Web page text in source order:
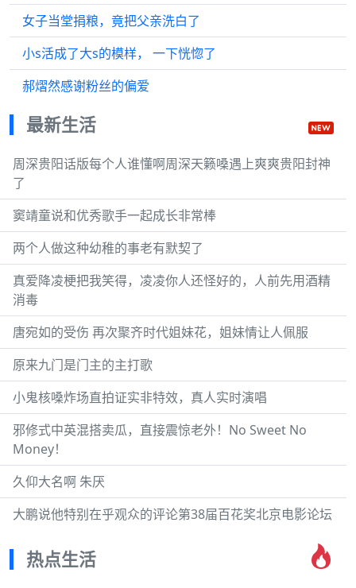
女子当堂捐粮，竟把父亲洗白了
小s活成了大s的模样， 一下恍惚了
郝熠然感谢粉丝的偏爱
最新生活
周深贵阳话版每个人谁懂啊周深天籁嗓遇上爽爽贵阳封神
了
窦靖童说和优秀歌手一起成长非常棒
两个人做这种幼稚的事老有默契了
真爱降凌梗把我笑得，凌凌你人还怪好的，人前先用酒精
消毒
唐宛如的受伤 再次聚齐时代姐妹花，姐妹情让人佩服
原来九门是门主的主打歌
小鬼核嗓炸场直拍证实非特效，真人实时演唱
邪修式中英混搭卖瓜，直接震惊老外！No Sweet No
Money！
久仰大名啊 朱厌
大鹏说他特别在乎观众的评论第38届百花奖北京电影论坛
热点生活